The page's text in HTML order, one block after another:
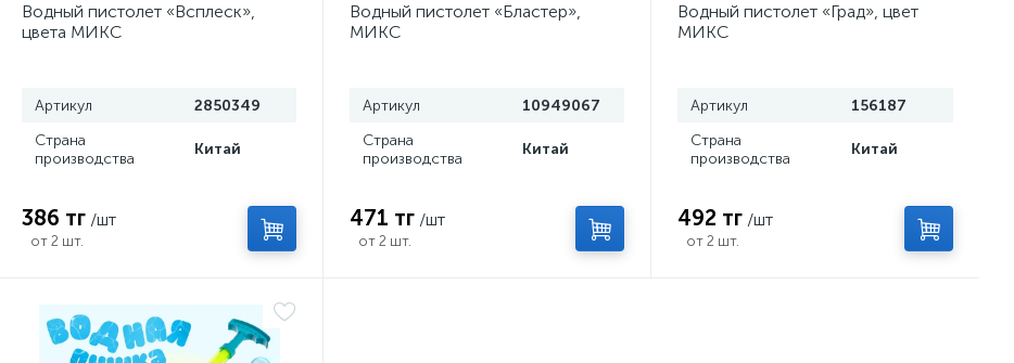
Водный пистолет «Всплеск»,
цвета МИКС
Артикул
2850349
Страна
производства
Китай
386 тг /шт
от 2 шт.
Водный пистолет «Бластер»,
МИКС
Артикул
10949067
Страна
производства
Китай
471 тг /шт
от 2 шт.
Водный пистолет «Град», цвет
МИКС
Артикул
156187
Страна
производства
Китай
492 тг /шт
от 2 шт.